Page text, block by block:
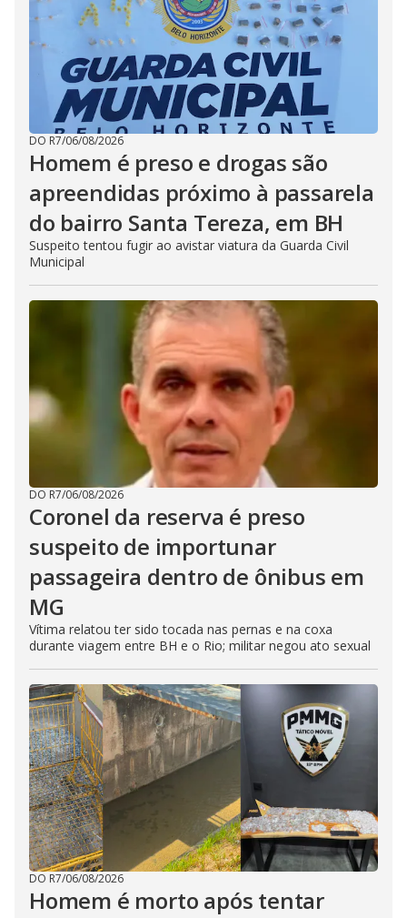
DO R7/06/08/2026
Homem é preso e drogas são
apreendidas próximo à passarela
do bairro Santa Tereza, em BH
Suspeito tentou fugir ao avistar viatura da Guarda Civil
Municipal
DO R7/06/08/2026
Coronel da reserva é preso
suspeito de importunar
passageira dentro de ônibus em
MG
Vítima relatou ter sido tocada nas pernas e na coxa
durante viagem entre BH e o Rio; militar negou ato sexual
DO R7/06/08/2026
Homem é morto após tentar